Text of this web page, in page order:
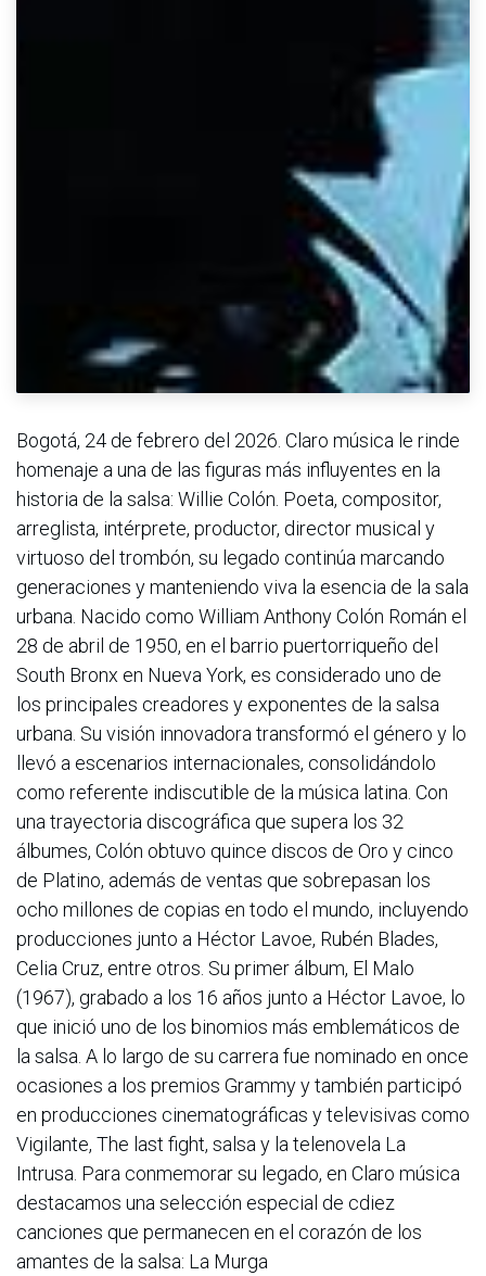
Bogotá, 24 de febrero del 2026. Claro música le rinde
homenaje a una de las figuras más influyentes en la
historia de la salsa: Willie Colón. Poeta, compositor,
arreglista, intérprete, productor, director musical y
virtuoso del trombón, su legado continúa marcando
generaciones y manteniendo viva la esencia de la sala
urbana. Nacido como William Anthony Colón Román el
28 de abril de 1950, en el barrio puertorriqueño del
South Bronx en Nueva York, es considerado uno de
los principales creadores y exponentes de la salsa
urbana. Su visión innovadora transformó el género y lo
llevó a escenarios internacionales, consolidándolo
como referente indiscutible de la música latina. Con
una trayectoria discográfica que supera los 32
álbumes, Colón obtuvo quince discos de Oro y cinco
de Platino, además de ventas que sobrepasan los
ocho millones de copias en todo el mundo, incluyendo
producciones junto a Héctor Lavoe, Rubén Blades,
Celia Cruz, entre otros. Su primer álbum, El Malo
(1967), grabado a los 16 años junto a Héctor Lavoe, lo
que inició uno de los binomios más emblemáticos de
la salsa. A lo largo de su carrera fue nominado en once
ocasiones a los premios Grammy y también participó
en producciones cinematográficas y televisivas como
Vigilante, The last fight, salsa y la telenovela La
Intrusa. Para conmemorar su legado, en Claro música
destacamos una selección especial de cdiez
canciones que permanecen en el corazón de los
amantes de la salsa: La Murga